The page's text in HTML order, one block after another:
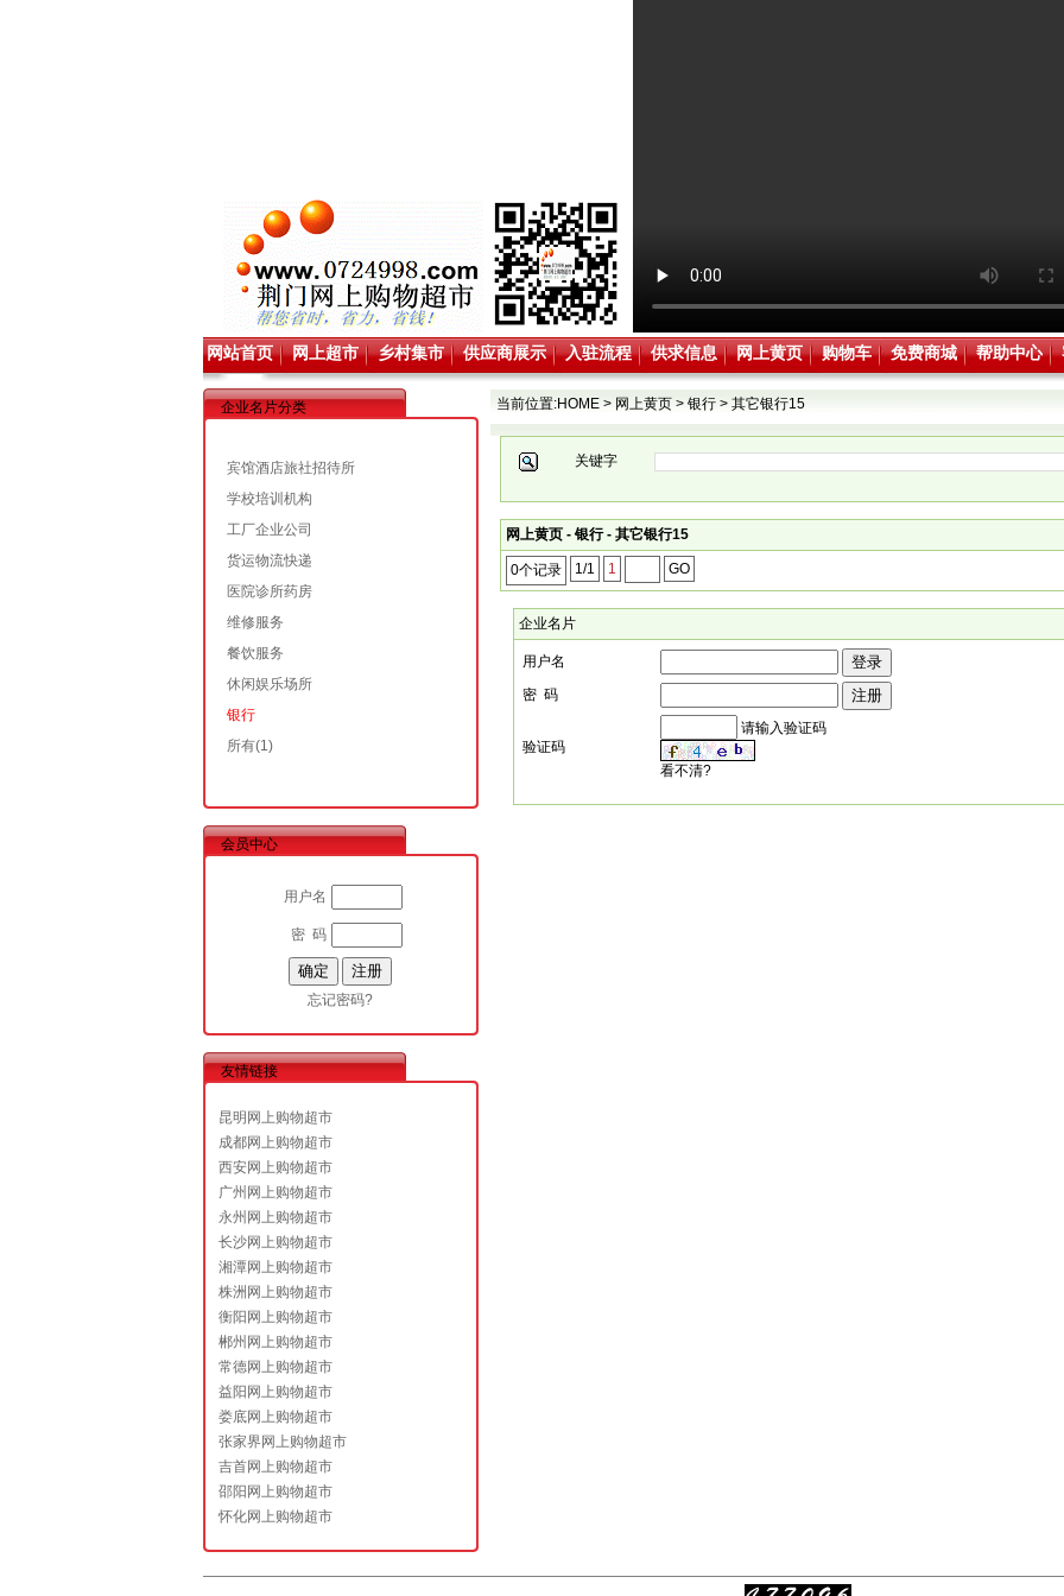
网站首页 网上超市 乡村集市 供应商展示 入驻流程 供求信息 网上黄页 购物车 免费商城 帮助中心
企业名片分类
宾馆酒店旅社招待所
学校培训机构
工厂企业公司
货运物流快递
医院诊所药房
维修服务
餐饮服务
休闲娱乐场所
银行
所有(1)
会员中心
用户名
密 码
忘记密码?
友情链接
昆明网上购物超市
成都网上购物超市
西安网上购物超市
广州网上购物超市
永州网上购物超市
长沙网上购物超市
湘潭网上购物超市
株洲网上购物超市
衡阳网上购物超市
郴州网上购物超市
常德网上购物超市
益阳网上购物超市
娄底网上购物超市
张家界网上购物超市
吉首网上购物超市
邵阳网上购物超市
怀化网上购物超市
当前位置:HOME> 网上黄页> 银行> 其它银行15
关键字
网上黄页 - 银行 - 其它银行15
0个记录 1/1 1 GO
企业名片
用户名
密 码
验证码
请输入验证码
看不清?